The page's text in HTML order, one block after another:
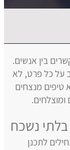
בין אנשים.
על כל פרט, לא
טיפים מנצחים
ומוצלחים.
נשכח
לתכנן